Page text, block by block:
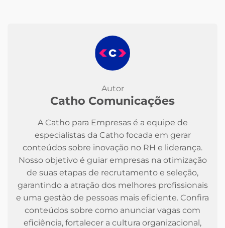
Autor
Catho Comunicações
A Catho para Empresas é a equipe de
especialistas da Catho focada em gerar
conteúdos sobre inovação no RH e liderança.
Nosso objetivo é guiar empresas na otimização
de suas etapas de recrutamento e seleção,
garantindo a atração dos melhores profissionais
e uma gestão de pessoas mais eficiente. Confira
conteúdos sobre como anunciar vagas com
eficiência, fortalecer a cultura organizacional,